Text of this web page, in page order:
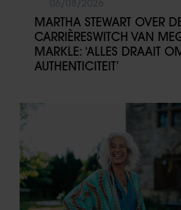
MARTHA STEWART OVER
CARRIÈRESWITCH VAN
MARKLE: ‘ALLES DRAAIT
AUTHENTICITEIT’